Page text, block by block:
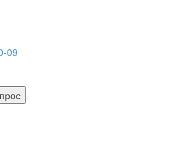
09